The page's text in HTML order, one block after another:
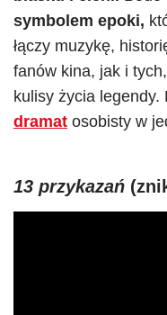
symbolem epoki,
łączy muzykę,
fanów kina, jak i
kulisy życia legendy.
dramat osobisty w
13 przykazań